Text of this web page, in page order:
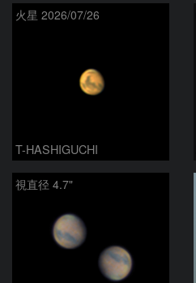
火星 2026/07/26
T-HASHIGUCHI
視直径 4.7"